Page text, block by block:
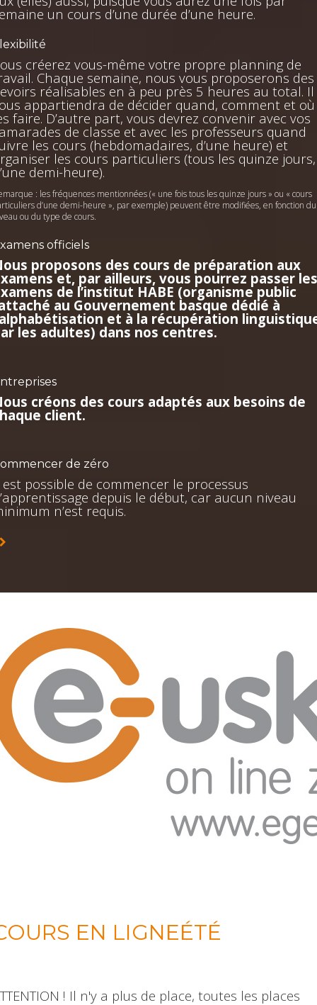
un cours d’une durée d’une heure.
créerez vous-même votre propre planning de
Chaque semaine, nous vous proposerons des
réalisables en à peu près 5 heures au total. Il
appartiendra de décider quand, comment et où
faire. D’autre part, vous devrez convenir avec vos
de classe et avec les professeurs quand
les cours (hebdomadaires, d’une heure) et
les cours particuliers (tous les quinze jours,
demi-heure).
: les fréquences mentionnées (« une fois tous les quinze jours » ou « cours
d’une demi-heure », par exemple) peuvent être modifiées, en fonction du
ou du type de cours.
officiels
proposons des cours de préparation aux
et, par ailleurs, vous pourrez passer les
de l’institut HABE (organisme public
au Gouvernement basque dédié à
et à la récupération
les adultes) dans nos centres.
créons des cours adaptés aux besoins de
client.
de zéro
possible de commencer le processus
depuis le début, car aucun niveau
n’est requis.
EN LIGNEÉTÉ
! Il n'y a plus de place, toutes les places